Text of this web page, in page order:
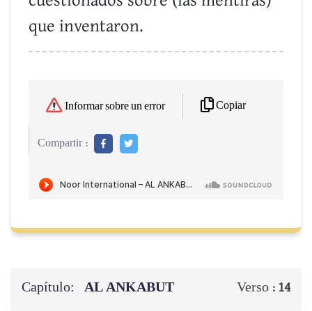
que inventaron.
Informar sobre un error Copiar
Compartir :
Capítulo: AL ANKABUT Verso : 14